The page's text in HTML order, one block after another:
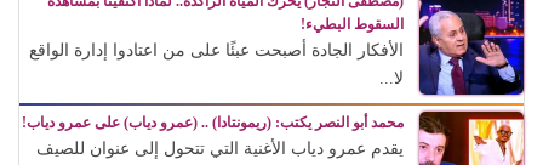
السقوط البطيء!
الأفكار الجادة أصبحت عبئًا على من اعتادوا إدارة الواقع
لا...
محمد أبو النصر يكتب: (ريمونتادا) .. (عمرو دياب) على عمرو دياب!
يقدم عمرو دياب الأغنية التي تتحول إلى عنوان للصيف